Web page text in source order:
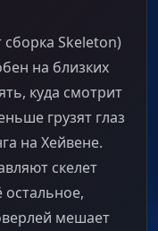
Skeleton)
на близких
куда смотрит
грузят глаз
на Хейвене.
скелет
мешает